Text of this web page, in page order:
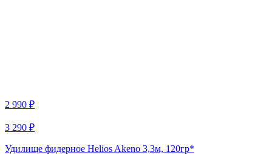
2 990 ₽
3 290 ₽
Удилище фидерное Helios Akeno 3,3м, 120гр*